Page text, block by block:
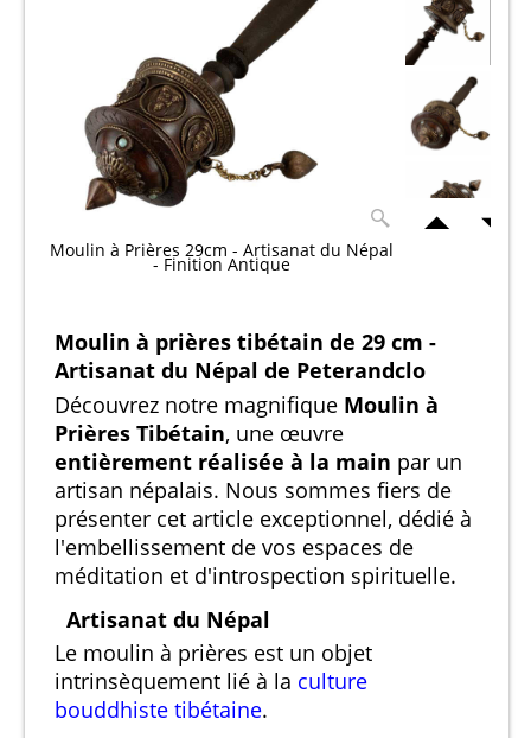
Moulin à Prières 29cm - Artisanat du Népal
- Finition Antique
Moulin à prières tibétain de 29 cm -
Artisanat du Népal de Peterandclo
Découvrez notre magnifique Moulin à
Prières Tibétain, une œuvre
entièrement réalisée à la main par un
artisan népalais. Nous sommes fiers de
présenter cet article exceptionnel, dédié à
l'embellissement de vos espaces de
méditation et d'introspection spirituelle.
Artisanat du Népal
Le moulin à prières est un objet
intrinsèquement lié à la culture
bouddhiste tibétaine.